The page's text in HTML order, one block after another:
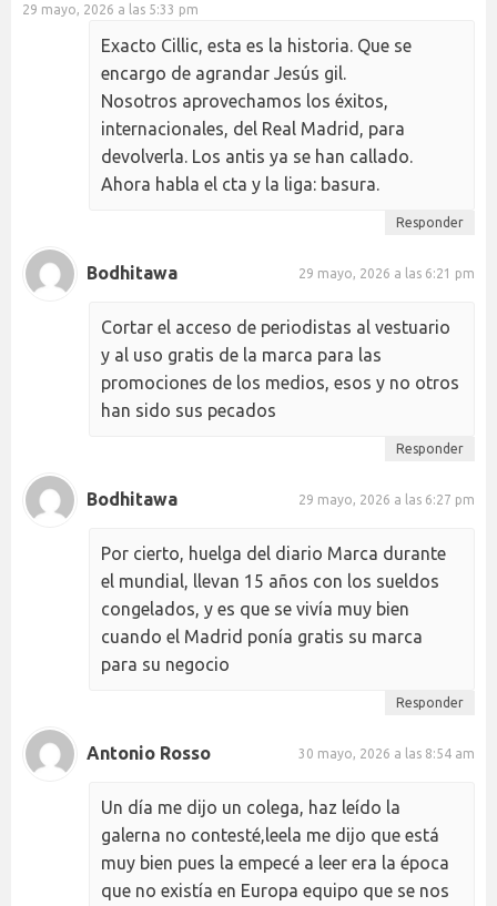
29 mayo, 2026 a las 5:33 pm
Exacto Cillic, esta es la historia. Que se
encargo de agrandar Jesús gil.
Nosotros aprovechamos los éxitos,
internacionales, del Real Madrid, para
devolverla. Los antis ya se han callado.
Ahora habla el cta y la liga: basura.
Responder
Bodhitawa 29 mayo, 2026 a las 6:21 pm
Cortar el acceso de periodistas al vestuario
y al uso gratis de la marca para las
promociones de los medios, esos y no otros
han sido sus pecados
Responder
Bodhitawa 29 mayo, 2026 a las 6:27 pm
Por cierto, huelga del diario Marca durante
el mundial, llevan 15 años con los sueldos
congelados, y es que se vivía muy bien
cuando el Madrid ponía gratis su marca
para su negocio
Responder
Antonio Rosso 30 mayo, 2026 a las 8:54 am
Un día me dijo un colega, haz leído la
galerna no contesté,leela me dijo que está
muy bien pues la empecé a leer era la época
que no existía en Europa equipo que se nos